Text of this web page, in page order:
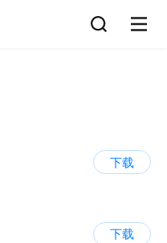
下载
下载